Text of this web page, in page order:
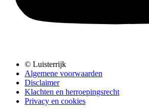
© Luisterrijk
Algemene voorwaarden
Disclaimer
Klachten en herroepingsrecht
Privacy en cookies